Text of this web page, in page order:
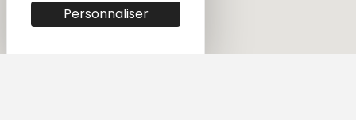
Personnaliser